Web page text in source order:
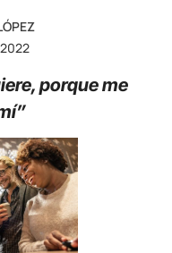
porque me